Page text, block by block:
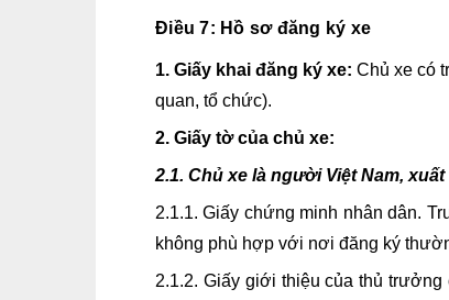
Điều 7: Hồ sơ đăng ký xe
1. Giấy khai đăng ký xe: Chủ xe có
quan, tổ chức).
2. Giấy tờ của chủ xe:
2.1. Chủ xe là người Việt Nam,
2.1.1. Giấy chứng minh nhân dân.
không phù hợp với nơi đăng ký
2.1.2. Giấy giới thiệu của thủ